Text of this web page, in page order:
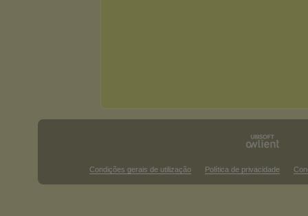
Condições gerais de utilização Política de privacidade